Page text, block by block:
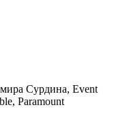
Сурдина, Event
Paramount